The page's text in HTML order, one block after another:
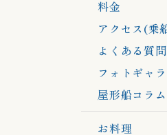
料金
アクセス(乗
よくある質問
フォトギャ
屋形船コラム
お料理